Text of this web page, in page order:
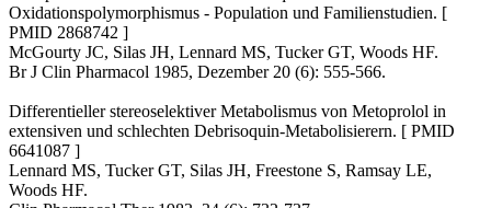
Oxidationspolymorphismus - Population und Familienstudien. [
PMID 2868742 ]
McGourty JC, Silas JH, Lennard MS, Tucker GT, Woods HF.
Br J Clin Pharmacol 1985, Dezember 20 (6): 555-566.
Differentieller stereoselektiver Metabolismus von Metoprolol in
extensiven und schlechten Debrisoquin-Metabolisierern. [ PMID
6641087 ]
Lennard MS, Tucker GT, Silas JH, Freestone S, Ramsay LE,
Woods HF.